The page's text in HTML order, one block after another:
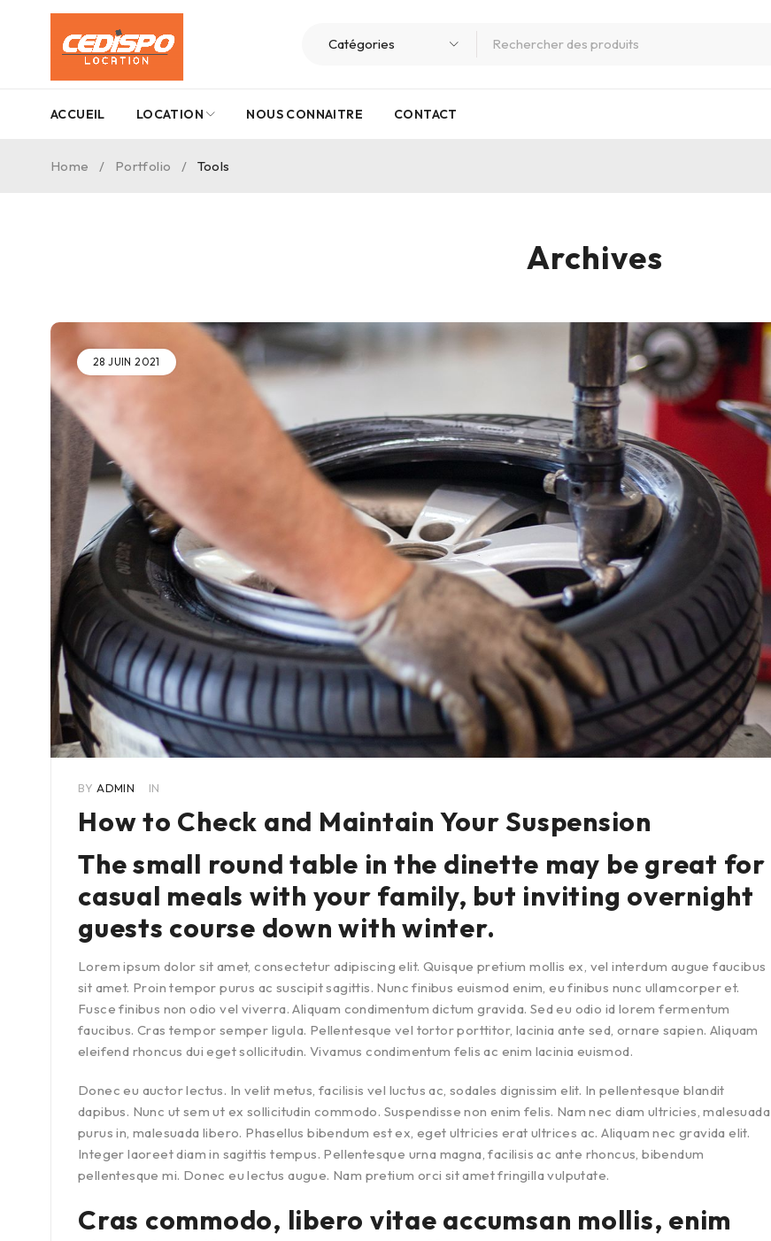
ACCUEIL LOCATION NOUS CONNAITRE CONTACT
Archives
Home / Portfolio / Tools
28 JUIN 2021
BY ADMIN IN
How to Check and Maintain Your Suspension
The small round table in the dinette may be great for
casual meals with your family, but inviting overnight
guests course down with winter.
Lorem ipsum dolor sit amet, consectetur adipiscing elit. Quisque pretium mollis ex, vel interdum augue faucibus
sit amet. Proin tempor purus ac suscipit sagittis. Nunc finibus euismod enim, eu finibus nunc ullamcorper et.
Fusce finibus non odio vel viverra. Aliquam condimentum dictum gravida. Sed eu odio id lorem fermentum
faucibus. Cras tempor semper ligula. Pellentesque vel tortor porttitor, lacinia ante sed, ornare sapien. Aliquam
eleifend rhoncus dui eget sollicitudin. Vivamus condimentum felis ac enim lacinia euismod.
Donec eu auctor lectus. In velit metus, facilisis vel luctus ac, sodales dignissim elit. In pellentesque blandit
dapibus. Nunc ut sem ut ex sollicitudin commodo. Suspendisse non enim felis. Nam nec diam ultricies, malesuada
purus in, malesuada libero. Phasellus bibendum est ex, eget ultricies erat ultrices ac. Aliquam nec gravida elit.
Integer laoreet diam in sagittis tempus. Pellentesque urna magna, facilisis ac ante rhoncus, bibendum
pellentesque mi. Donec eu lectus augue. Nam pretium orci sit amet fringilla vulputate.
Cras commodo, libero vitae accumsan mollis, enim